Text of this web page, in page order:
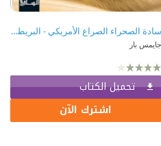
سادة الصحراء الصراع الأمريكي - البريطاني على الشرق الأوسط
جايمس بار
تحميل الكتاب
اشترك الآن